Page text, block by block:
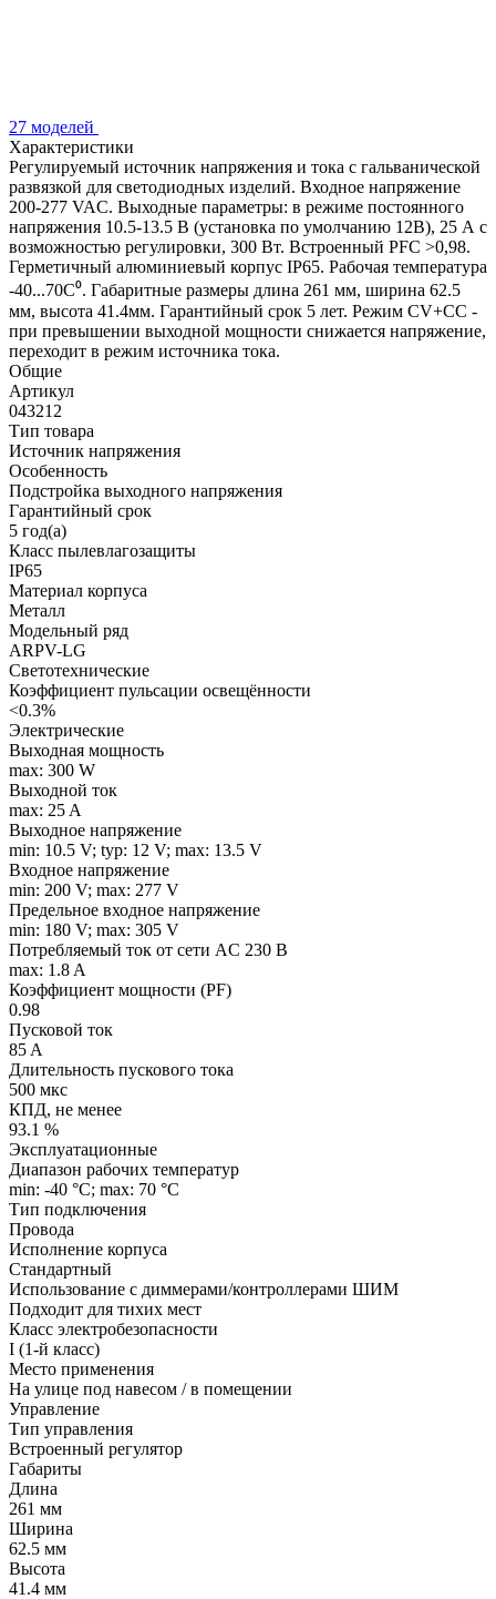
27 моделей
Характеристики
Регулируемый источник напряжения и тока с гальванической
развязкой для светодиодных изделий. Входное напряжение
200-277 VAC. Выходные параметры: в режиме постоянного
напряжения 10.5-13.5 В (установка по умолчанию 12В), 25 А с
возможностью регулировки, 300 Вт. Встроенный PFC >0,98.
Герметичный алюминиевый корпус IP65. Рабочая температура
-40...70C⁰. Габаритные размеры длина 261 мм, ширина 62.5
мм, высота 41.4мм. Гарантийный срок 5 лет. Режим CV+CC -
при превышении выходной мощности снижается напряжение,
переходит в режим источника тока.
Общие
Артикул
043212
Тип товара
Источник напряжения
Особенность
Подстройка выходного напряжения
Гарантийный срок
5 год(а)
Класс пылевлагозащиты
IP65
Материал корпуса
Металл
Модельный ряд
ARPV-LG
Светотехнические
Коэффициент пульсации освещённости
<0.3%
Электрические
Выходная мощность
max: 300 W
Выходной ток
max: 25 A
Выходное напряжение
min: 10.5 V; typ: 12 V; max: 13.5 V
Входное напряжение
min: 200 V; max: 277 V
Предельное входное напряжение
min: 180 V; max: 305 V
Потребляемый ток от сети AC 230 В
max: 1.8 A
Коэффициент мощности (PF)
0.98
Пусковой ток
85 A
Длительность пускового тока
500 мкс
КПД, не менее
93.1 %
Эксплуатационные
Диапазон рабочих температур
min: -40 °C; max: 70 °C
Тип подключения
Провода
Исполнение корпуса
Стандартный
Использование с диммерами/контроллерами ШИМ
Подходит для тихих мест
Класс электробезопасности
I (1-й класс)
Место применения
На улице под навесом / в помещении
Управление
Тип управления
Встроенный регулятор
Габариты
Длина
261 мм
Ширина
62.5 мм
Высота
41.4 мм